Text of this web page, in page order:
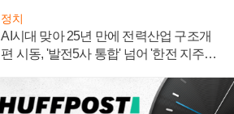
정치
AI시대 맞아 25년 만에 전력산업 구조개
편 시동, '발전5사 통합' 넘어 '한전 지주사'